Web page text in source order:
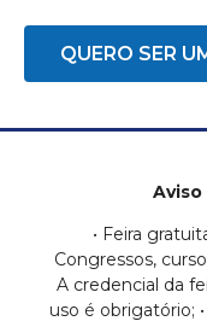
QUERO SER
• Feira
Congressos,
A credencial da
uso é obrigatório;